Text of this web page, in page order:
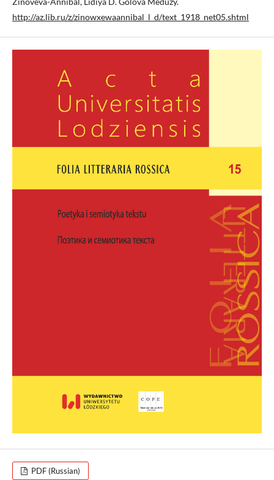
http://az.lib.ru/z/zinowxewaannibal_l_d/text_1918_net05.shtml
PDF (Russian)